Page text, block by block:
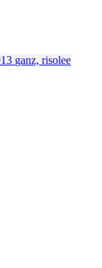
ganz, risolee